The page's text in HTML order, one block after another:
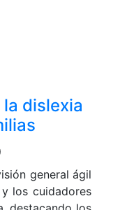
dislexia
general ágil
los cuidadores